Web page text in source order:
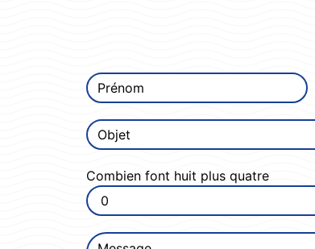
Combien font huit plus quatre